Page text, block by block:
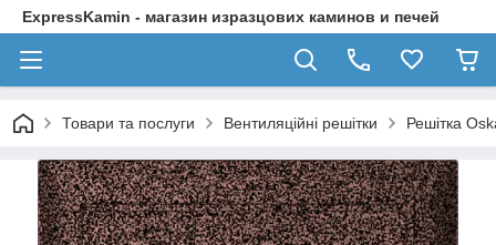
ExpressKamin - магазин изразцових каминов и печей
Товари та послуги Вентиляційні решітки Решітка